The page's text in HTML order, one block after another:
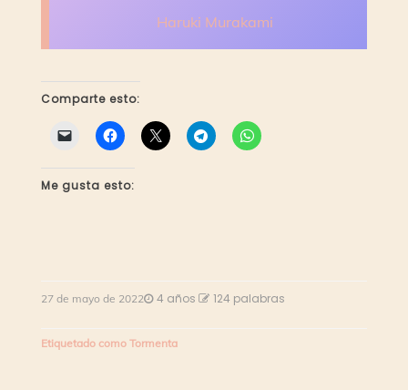
Haruki Murakami
Comparte esto:
Me gusta esto:
27 de mayo de 2022 4 años 124 palabras
Etiquetado como Tormenta